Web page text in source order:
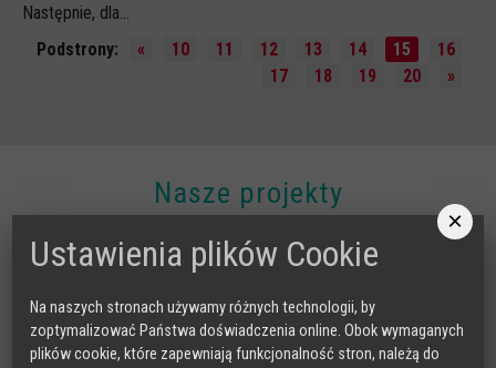
Następnie, dla...
Podstrony:
« 10 11 12 13 14 15
16
17
18 19 20 »
Nasze projekty
RADA DORADCZA RODZICÓW
×
Ustawienia plików Cookie
Na naszych stronach używamy różnych technologii, by
zoptymalizować Państwa doświadczenia online. Obok wymaganych
plików cookie, które zapewniają funkcjonalność stron, należą do